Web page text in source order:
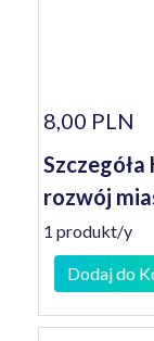
8,00 PLN
rozwój
1 produkt/y
Dodaj do